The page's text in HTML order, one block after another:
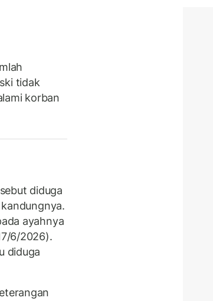
tidak
korban
diduga
ayahnya
6/2026).
diduga